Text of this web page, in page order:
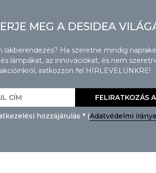
MEG A DESIDEA
lakberendezés? Ha szeretne mindig
lámpákat, az innovációkat, és nem
akcióinkról, iratkozzon fel HÍRLEVELÜNKRE!
FELIRATKOZÁS
hozzájárulás * (Adatvédelmi